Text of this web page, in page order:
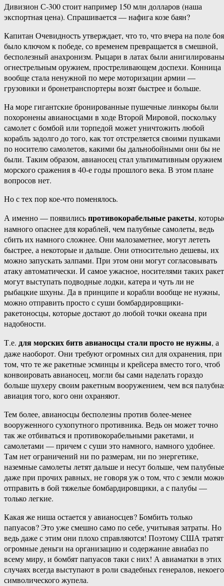
Дивизион С-300 стоит например 150 млн долларов (наша
экспортная цена). Спрашивается — нафига козе баян?
Капитан Очевидность утверждает, что то, что вчера на поле боя
было ключом к победе, со временем превращается в смешной,
бесполезный анахронизм. Рыцари в латах были анигилированы
огнестрельным оружием, простреливающем доспехи. Конница
вообще стала ненужной по мере моторизации армии —
грузовики и бронетранспортеры возят быстрее и больше.
На море гигантские бронированные пушечные линкоры были
похоронены авианосцами в ходе Второй Мировой, поскольку
самолет с бомбой или торпедой может уничтожить любой
корабль задолго до того, как тот отстреляется своими пушками
по носителю самолетов, какими бы дальнобойными они бы не
были. Таким образом, авианосец стал ультимативным оружием
морского сражения в 40-е годы прошлого века. В этом плане
вопросов нет.
Но с тех пор кое-что поменялось.
А именно — появилисьпротивокорабельные ракеты,
намного опаснее для кораблей, чем палубные самолеты, ведь
сбить их намного сложнее. Они малозаметнее, могут лететь
быстрее, а некоторые и дальше. Они относительно дешевы, их
можно запускать залпами. При этом они могут согласовывать
атаку автоматически. И самое ужасное, носителями таких ракет
могут выступать подводные лодки, катера и чуть ли не
рыбацкие шхуны. Да в принципе и корабли вообще не нужны,
можно отправить просто с суши бомбардировщики-
ракетоносцы, которые достают до любой точки океана при
надобности.
Т.е. для морских битв авианосцы стали просто не нужны, а
даже наоборот. Они требуют огромных сил для охранения, при
том, что те же ракетные эсминцы и крейсера вместо того, чтоб
конвоировать авианосец, могли бы сами наделать гораздо
больше шухеру своим ракетным вооружением, чем вся
авиация того, кого они охраняют.
Тем более, авианосцы бесполезны против более-менее
вооруженного сухопутного противника. Ведь он может точно
так же отбиваться и противокорабельными ракетами, и
самолетами — причем с суши это намного, намного удобнее.
Там нет ограничений ни по размерам, ни по энергетике,
наземные самолеты летят дальше и несут больше, чем
даже при прочих равных, не говоря уж о том, что с земли
отправить в бой тяжелые бомбардировщики, а с палубы —
только легкие.
Какая же ниша остается у авианосцев? Бомбить только
папуасов? Это уже смешно само по себе, учитывая затраты. Но
ведь даже с этим они плохо справляются! Поэтому США тратят
огромные деньги на организацию и содержание авиабаз по
всему миру, и бомбят папуасов таки с них! А авиаматки в этих
случаях всегда выступают в роли свадебных генералов, некоего
символического жупела.